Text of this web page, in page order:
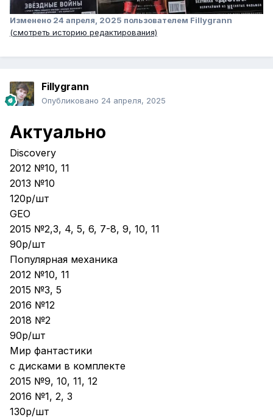
Изменено 24 апреля, 2025 пользователем Fillygrann
(смотреть историю редактирования)
Fillygrann
Опубликовано 24 апреля, 2025
Актуально
Discovery
2012 №10, 11
2013 №10
120р/шт
GEO
2015 №2,3, 4, 5, 6, 7-8, 9, 10, 11
90р/шт
Популярная механика
2012 №10, 11
2015 №3, 5
2016 №12
2018 №2
90р/шт
Мир фантастики
с дисками в комплекте
2015 №9, 10, 11, 12
2016 №1, 2, 3
130р/шт